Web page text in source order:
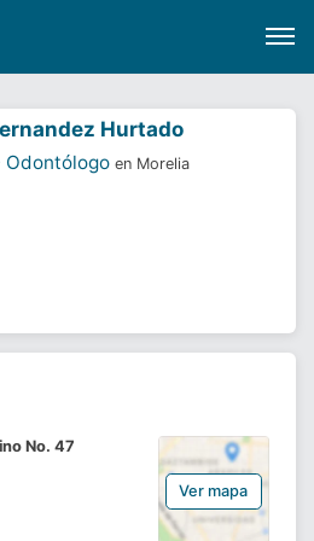
para clínicas
un doctor?
Hurtado
Odontólogo en Morelia
No. 47
Ver mapa